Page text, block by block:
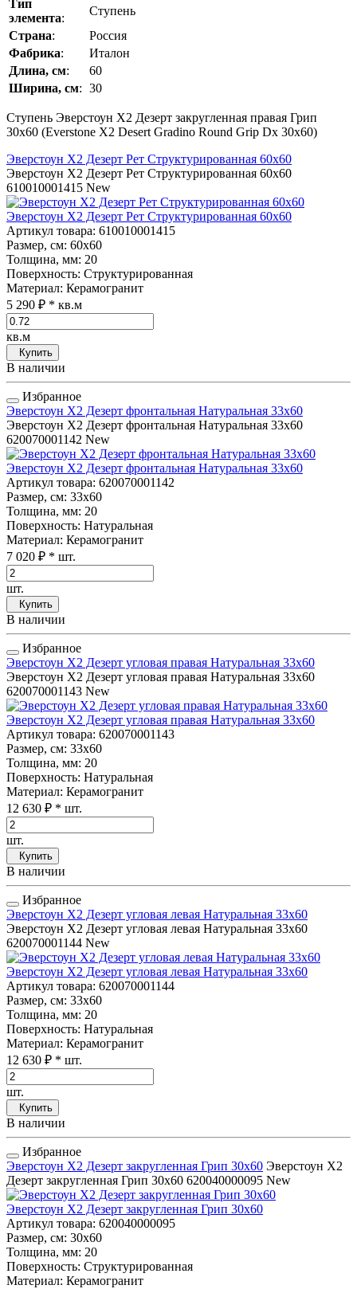
Тип
элемента:
Ступень
Страна:
Россия
Фабрика:
Италон
Длина, см:
60
Ширина, см: 30
Ступень Эверстоун Х2 Дезерт закругленная правая Грип
30x60 (Everstone Х2 Desert Gradino Round Grip Dx 30x60)
Эверстоун Х2 Дезерт Рет Структурированная 60x60
Эверстоун Х2 Дезерт Рет Структурированная 60x60
610010001415 New
Эверстоун Х2 Дезерт Рет Структурированная 60x60
Артикул товара: 610010001415
Размер, см: 60x60
Толщина, мм: 20
Поверхность: Структурированная
Материал: Керамогранит
5 290 ₽ * кв.м
кв.м
Купить
В наличии
Избранное
Эверстоун Х2 Дезерт фронтальная Натуральная 33x60
Эверстоун Х2 Дезерт фронтальная Натуральная 33x60
620070001142 New
Эверстоун Х2 Дезерт фронтальная Натуральная 33x60
Артикул товара: 620070001142
Размер, см: 33x60
Толщина, мм: 20
Поверхность: Натуральная
Материал: Керамогранит
7 020 ₽ * шт.
шт.
Купить
В наличии
Избранное
Эверстоун Х2 Дезерт угловая правая Натуральная 33x60
Эверстоун Х2 Дезерт угловая правая Натуральная 33x60
620070001143 New
Эверстоун Х2 Дезерт угловая правая Натуральная 33x60
Артикул товара: 620070001143
Размер, см: 33x60
Толщина, мм: 20
Поверхность: Натуральная
Материал: Керамогранит
12 630 ₽ * шт.
шт.
Купить
В наличии
Избранное
Эверстоун Х2 Дезерт угловая левая Натуральная 33x60
Эверстоун Х2 Дезерт угловая левая Натуральная 33x60
620070001144 New
Эверстоун Х2 Дезерт угловая левая Натуральная 33x60
Артикул товара: 620070001144
Размер, см: 33x60
Толщина, мм: 20
Поверхность: Натуральная
Материал: Керамогранит
12 630 ₽ * шт.
шт.
Купить
В наличии
Избранное
Эверстоун Х2 Дезерт закругленная Грип 30x60 Эверстоун Х2
Дезерт закругленная Грип 30x60 620040000095 New
Эверстоун Х2 Дезерт закругленная Грип 30x60
Артикул товара: 620040000095
Размер, см: 30x60
Толщина, мм: 20
Поверхность: Структурированная
Материал: Керамогранит